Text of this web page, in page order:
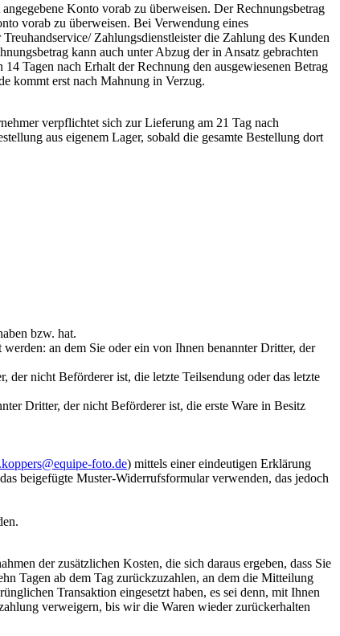
Konto vorab zu überweisen. Der Rechnungsbetrag
vorab zu überweisen. Bei Verwendung eines
Zahlungsdienstleister die Zahlung des Kunden
kann auch unter Abzug der in Ansatz gebrachten
Tagen nach Erhalt der Rechnung den ausgewiesenen Betrag
kommt erst nach Mahnung in Verzug.
verpflichtet sich zur Lieferung am 21 Tag nach
aus eigenem Lager, sobald die gesamte Bestellung dort
bzw. hat.
an dem Sie oder ein von Ihnen benannter Dritter, der
der nicht Beförderer ist, die letzte Teilsendung oder das letzte
Dritter, der nicht Beförderer ist, die erste Ware in Besitz
foto.de) mittels einer eindeutigen Erklärung
beigefügte Muster-Widerrufsformular verwenden, das jedoch
der zusätzlichen Kosten, die sich daraus ergeben, dass Sie
Tagen ab dem Tag zurückzuzahlen, an dem die Mitteilung
Transaktion eingesetzt haben, es sei denn, mit Ihnen
verweigern, bis wir die Waren wieder zurückerhalten